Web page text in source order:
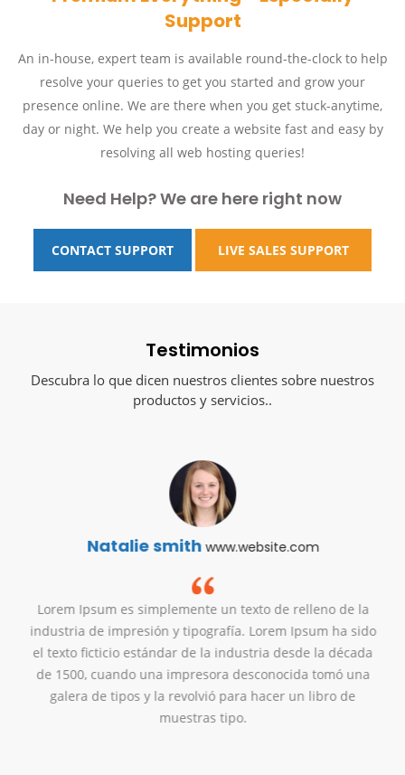
Support
An in-house, expert team is available round-the-clock to help
resolve your queries to get you started and grow your
presence online. We are there when you get stuck-anytime,
day or night. We help you create a website fast and easy by
resolving all web hosting queries!
Need Help? We are here right now
CONTACT SUPPORT LIVE SALES SUPPORT
Testimonios
Descubra lo que dicen nuestros clientes sobre nuestros
productos y servicios..
Natalie smith www.website.com
Lorem Ipsum es simplemente un texto de relleno de la
industria de impresión y tipografía. Lorem Ipsum ha sido
el texto ficticio estándar de la industria desde la década
de 1500, cuando una impresora desconocida tomó una
galera de tipos y la revolvió para hacer un libro de
muestras tipo.